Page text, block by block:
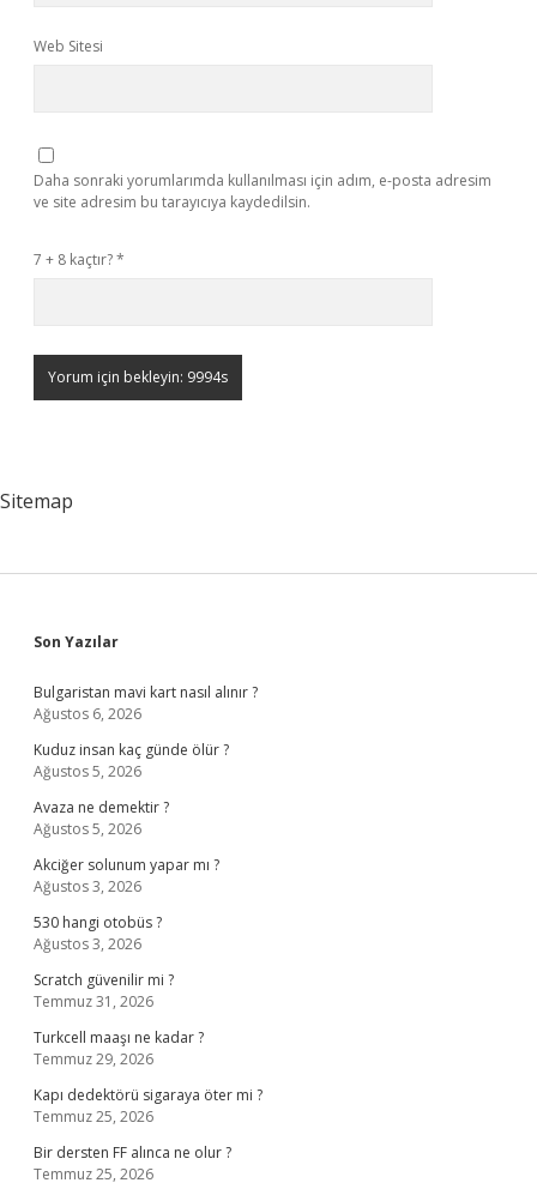
Web Sitesi
Daha sonraki yorumlarımda kullanılması için adım, e-posta adresim
ve site adresim bu tarayıcıya kaydedilsin.
7 + 8 kaçtır?*
Sitemap
Sidebar
Son Yazılar
Bulgaristan mavi kart nasıl alınır ?
Ağustos 6, 2026
Kuduz insan kaç günde ölür ?
Ağustos 5, 2026
Avaza ne demektir ?
Ağustos 5, 2026
Akciğer solunum yapar mı ?
Ağustos 3, 2026
530 hangi otobüs ?
Ağustos 3, 2026
Scratch güvenilir mi ?
Temmuz 31, 2026
Turkcell maaşı ne kadar ?
Temmuz 29, 2026
Kapı dedektörü sigaraya öter mi ?
Temmuz 25, 2026
Bir dersten FF alınca ne olur ?
Temmuz 25, 2026